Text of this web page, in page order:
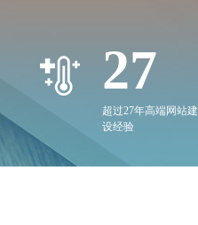
27
超过27年高端网站建
设经验